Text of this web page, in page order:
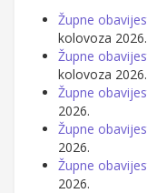
Župne
kolovoza 2026.
Župne
kolovoza 2026.
Župne
2026.
Župne
2026.
Župne
2026.